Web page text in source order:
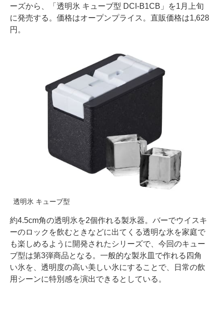
ーズから、「透明氷 キューブ型 DCI-B1CB」を1月上旬
に発売する。価格はオープンプライス。直販価格は1,628
円。
透明氷 キューブ型
約4.5cm角の透明氷を2個作れる製氷器。バーでウイスキ
ーのロックを飲むときなどに出てくる透明な氷を家庭で
も楽しめるように開発されたシリーズで、今回のキュー
ブ型は第3弾商品となる。一般的な製氷皿で作れる四角
い氷を、透明度の高い美しい氷にすることで、日常の飲
用シーンに特別感を演出できるとしている。